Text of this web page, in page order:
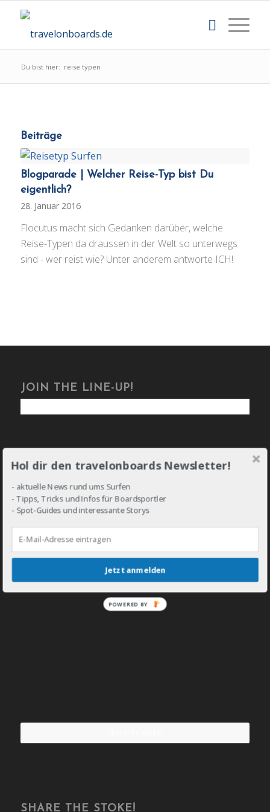
Du bist hier: reise typen
Beiträge
Blogparade | Welcher Reise-Typ bist Du
eigentlich?
28. Januar 2016
Flocutus macht sich Gedanken darüber, welche
Reise-Typen da draussen in der Welt so unterwegs
sind - wer reist wie? Unter anderem antworte ICH!
JOIN THE LINE-UP!
SHARE THE STOKE!
Hol dir den travelonboards Newsletter!
- aktuelle News rund ums Surfen
- Tipps, Tricks und Infos für Boardsportler
- Spot-Guides und interessante Storys
Jetzt anmelden
POWERED BY